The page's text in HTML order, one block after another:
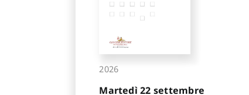
2026
Martedì 22 settembre